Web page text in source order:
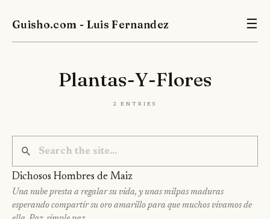
Guisho.com - Luis Fernandez ☰
Plantas-Y-Flores
2 entries
Dichosos Hombres de Maiz
Una nube presta a regalar su vida, y unas milpas maduras
esperando compartir su oro amarillo para que muchos vivamos de